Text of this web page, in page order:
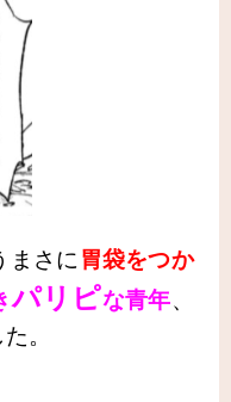
まさに 胃袋をつか
パリピな青年、
た。